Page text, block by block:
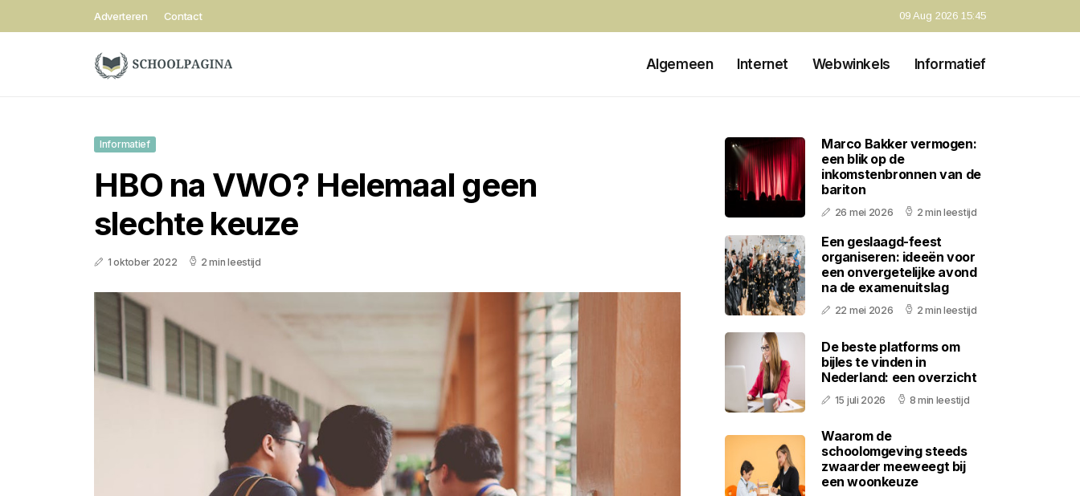
Adverteren Contact 09 Aug 2026 15:45
Algemeen Internet Webwinkels Informatief
Informatief
HBO na VWO? Helemaal geen
slechte keuze
1 oktober 2022 2 min leestijd
Marco Bakker vermogen:
een blik op de
inkomstenbronnen van de
bariton
26 mei 2026 2 min leestijd
Een geslaagd-feest
organiseren: ideeën voor
een onvergetelijke avond
na de examenuitslag
22 mei 2026 2 min leestijd
De beste platforms om
bijles te vinden in
Nederland: een overzicht
15 juli 2026 8 min leestijd
Waarom de
schoolomgeving steeds
zwaarder meeweegt bij
een woonkeuze